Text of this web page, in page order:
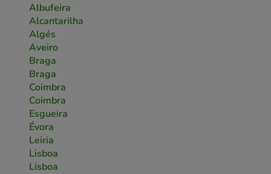
Albufeira
Alcantarilha
Algés
Aveiro
Braga
Braga
Coimbra
Coimbra
Esgueira
Évora
Leiria
Lisboa
Lisboa